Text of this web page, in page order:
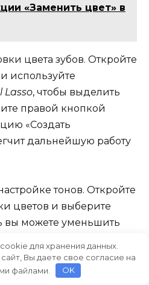
«Заменить цвет» в
цвета зубов. Откройте
используйте
Lasso, чтобы выделить
правой кнопкой
«Создать
дальнейшую работу
тонов. Откройте
цветов и выберите
вы можете уменьшить
Избегайте слишком
результат выглядел
для хранения данных.
Вы даете свое согласие на
файлами.
OK